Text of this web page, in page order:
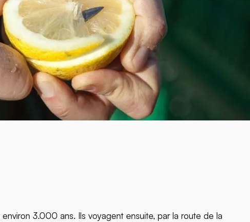
3.000 ans. Ils voyagent ensuite, par la route de la